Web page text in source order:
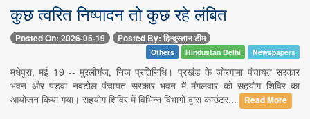
कुछ त्वरित निष्पादन तो कुछ रहे लंबित
Posted On: 2026-05-19 Posted By: हिन्दुस्तान टीम
Others Hindustan Delhi Newspapers
मधेपुरा, मई 19 -- मुरलीगंज, निज प्रतिनिधि। प्रखंड के जोरगामा पंचायत सरकार
भवन और पड़वा नवटोल पंचायत सरकार भवन में मंगलवार को सहयोग शिविर का
आयोजन किया गया। सहयोग शिविर में विभिन्न विभागों द्वारा काउंटर...
Read More